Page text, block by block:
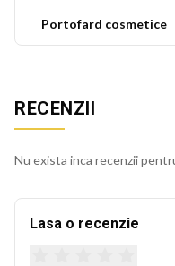
Portofard cosmetice
RECENZII
Nu exista inca recenzii
Lasa o recenzie